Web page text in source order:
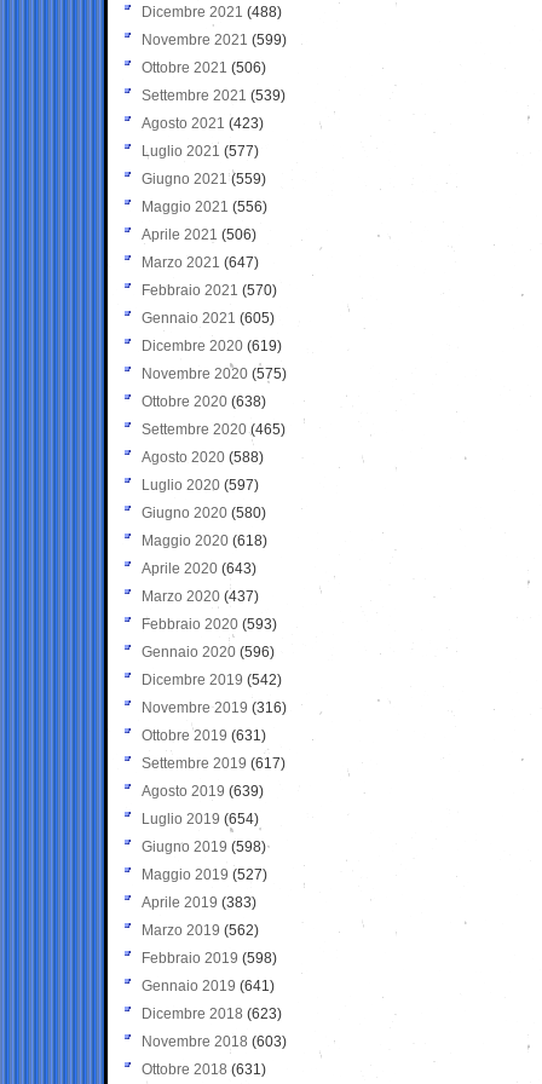
Dicembre 2021 (488)
Novembre 2021 (599)
Ottobre 2021 (506)
Settembre 2021 (539)
Agosto 2021 (423)
Luglio 2021 (577)
Giugno 2021(559)
Maggio 2021 (556)
Aprile 2021 (506)
Marzo 2021 (647)
Febbraio 2021 (570)
Gennaio 2021 (605)
Dicembre 2020 (619)
Novembre 2020 (575)
Ottobre 2020 (638)
Settembre 2020(465)
Agosto 2020 (588)
Luglio 2020 (597)
Giugno 2020 (580)
Maggio 2020 (618)
Aprile 2020 (643)
Marzo 2020 (437)
Febbraio 2020 (593)
Gennaio 2020 (596)
Dicembre 2019 (542)
Novembre 2019 (316)
Ottobre 2019 (631)
Settembre 2019 (617)
Agosto 2019 (639)
Luglio 2019 (654)
Giugno 2019 (598)
Maggio 2019 (527)
Aprile 2019 (383)
Marzo 2019 (562)
Febbraio 2019 (598)
Gennaio 2019 (641)
Dicembre 2018 (623)
Novembre 2018 (603)
Ottobre 2018 (631)